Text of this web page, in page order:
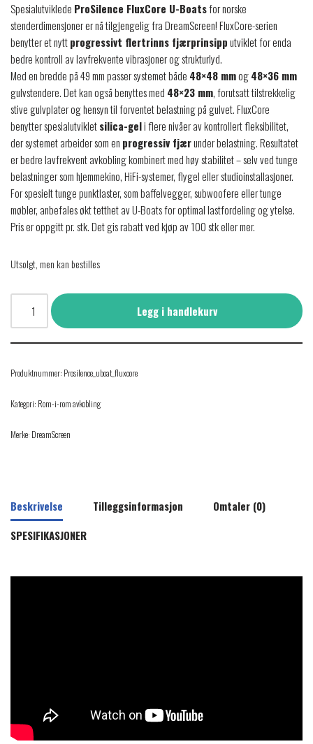
Spesialutviklede ProSilence FluxCore U-Boatsfor norske
stenderdimensjoner er nå tilgjengelig fra DreamScreen! FluxCore-serien
benytter et nyttprogressivt flertrinns fjærprinsipputviklet for enda
bedre kontroll av lavfrekvente vibrasjoner og strukturlyd.
Med en bredde på 49 mm passer systemet både 48×48 mmog48×36 mm
gulvstendere. Det kan også benyttes med 48×23 mm, forutsatt tilstrekkelig
stive gulvplater og hensyn til forventet belastning på gulvet. FluxCore
benytter spesialutvikletsilica-geli flere nivåer av kontrollert fleksibilitet,
der systemet arbeider som en progressiv fjærunder belastning. Resultatet
er bedre lavfrekvent avkobling kombinert med høy stabilitet – selv ved tunge
belastninger som hjemmekino, HiFi-systemer, flygel eller studioinstallasjoner.
For spesielt tunge punktlaster, som baffelvegger, subwoofere eller tunge
møbler, anbefales økt tetthet av U-Boats for optimal lastfordeling og ytelse.
Pris er oppgitt pr. stk. Det gis rabatt ved kjøp av 100 stk eller mer.
Utsolgt, men kan bestilles
Legg i handlekurv
Produktnummer: Prosilence_uboat_fluxcore
Kategori: Rom-i-rom avkobling
Merke: DreamScreen
Beskrivelse Tilleggsinformasjon
Omtaler (0)
SPESIFIKASJONER